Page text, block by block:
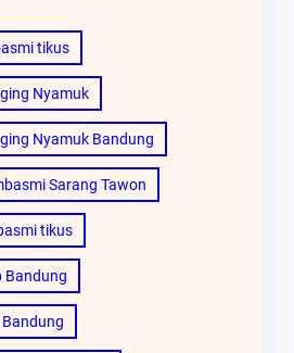
tikus
Nyamuk
Nyamuk Bandung
Sarang Tawon
tikus
Bandung